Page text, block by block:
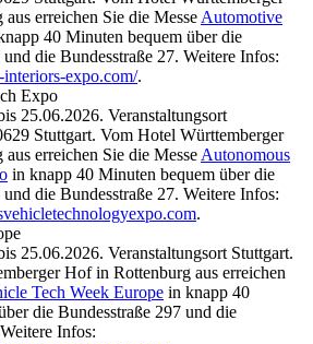
erreichen Sie die Messe Automotive
40 Minuten bequem über die
die Bundesstraße 27. Weitere Infos:
expo.com/.
Expo
25.06.2026. Veranstaltungsort
Stuttgart. Vom Hotel Württemberger
erreichen Sie die Messe Autonomous
in knapp 40 Minuten bequem über die
die Bundesstraße 27. Weitere Infos:
.
25.06.2026. Veranstaltungsort Stuttgart.
Hof in Rottenburg aus erreichen
Tech Week Europe in knapp 40
die Bundesstraße 297 und die
Infos: